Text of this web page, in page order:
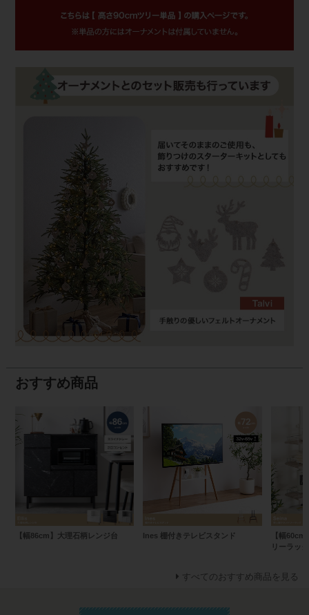
おすすめ商品
【幅86cm】大理石柄レンジ台 Ines 棚付きテレビスタンド
【幅
リーラック
すべてのおすすめ商品を見る